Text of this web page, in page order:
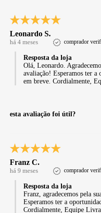
Leonardo S.
há 4 meses comprador
Resposta da loja
Olá, Leonardo.
avaliação! Esperamos ter a
em breve. Cordialmente,
esta avaliação foi útil?
Franz C.
há 9 meses comprador
Resposta da loja
Franz, agradecemos pela
Esperamos ter a
Cordialmente, Equipe